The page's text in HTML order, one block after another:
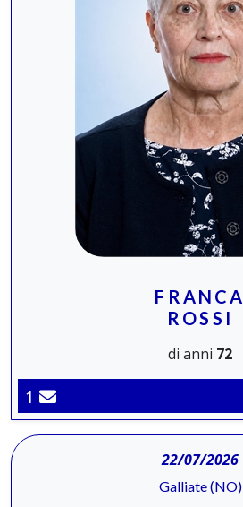
FRANCA
ROSSI
di anni 72
1
22/07/2026
Galliate (NO)